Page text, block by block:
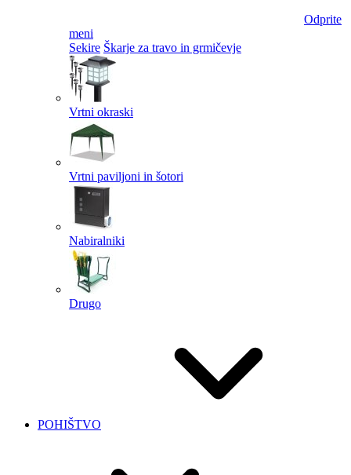
Odprite
meni
Sekire Škarje za travo in grmičevje
Vrtni okraski
Vrtni paviljoni in šotori
Nabiralniki
Drugo
POHIŠTVO